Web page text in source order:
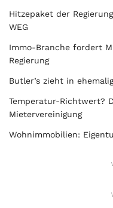
Hitzepaket der
WEG
Immo-Branche fordert
Regierung
Butler’s zieht in
Temperatur-Richtwert?
Mietervereinigung
Wohnimmobilien: